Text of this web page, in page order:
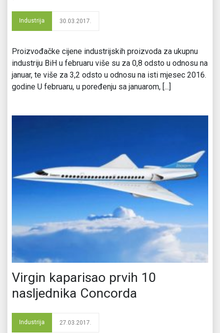
Industrija 30.03.2017.
Proizvođačke cijene industrijskih proizvoda za ukupnu
industriju BiH u februaru više su za 0,8 odsto u odnosu na
januar, te više za 3,2 odsto u odnosu na isti mjesec 2016.
godine U februaru, u poređenju sa januarom, [...]
Virgin kaparisao prvih 10
nasljednika Concorda
Industrija 27.03.2017.